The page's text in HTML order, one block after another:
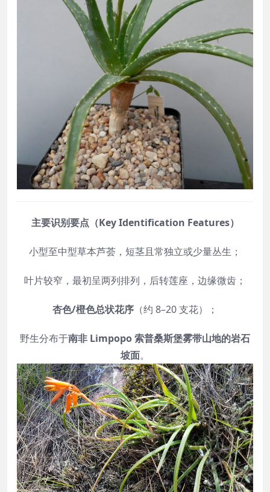
主要识别要点（Key Identification Features）
小型至中型草本芦荟，短茎且常独立或少量丛生；
叶片较窄，最初呈两列排列，后转莲座，边缘微齿；
杏色/橙色总状花序 （约 8–20 支花）；
野生分布于南非 Limpopo 索普桑斯堡雾带山地的岩石
坡面。